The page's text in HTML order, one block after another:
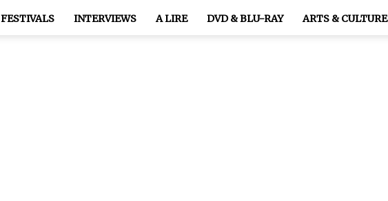
FESTIVALS INTERVIEWS A LIRE DVD & BLU-RAY ARTS & CULTURE